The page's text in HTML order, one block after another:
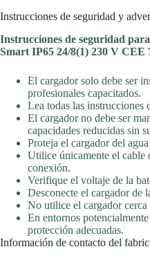
Instrucciones de seguridad y
Instrucciones de seguridad
Smart IP65 24/8(1) 230 V CEE
El cargador solo debe ser
profesionales capacitados.
Lea todas las instrucciones
El cargador no debe ser
capacidades reducidas sin
Proteja el cargador del
Utilice únicamente el cable
conexión.
Verifique el voltaje de la
Desconecte el cargador de
No utilice el cargador
En entornos
protección adecuadas.
Información de contacto del